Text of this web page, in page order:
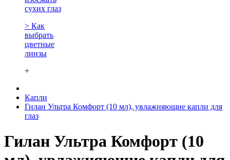
сухих глаз
> Как
выбрать
цветные
линзы
+
Капли
Гилан Ультра Комфорт (10 мл), увлажняющие капли для
глаз
Гилан Ультра Комфорт (10